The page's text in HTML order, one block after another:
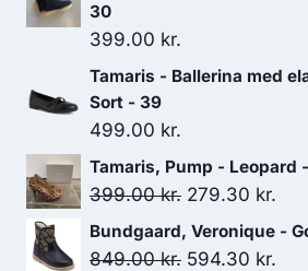
30
399.00 kr.
Tamaris - Ballerina med
Sort - 39
499.00 kr.
Tamaris, Pump - Leopard
399.00kr. Den
oprindelige
pris
279.30 kr.
Bundgaard, Veronique -
849.00kr. Den
594.30 kr.